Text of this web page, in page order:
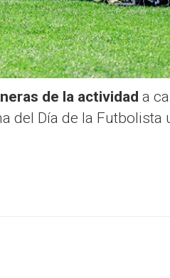
de la actividad a
del Día de la Futbolista